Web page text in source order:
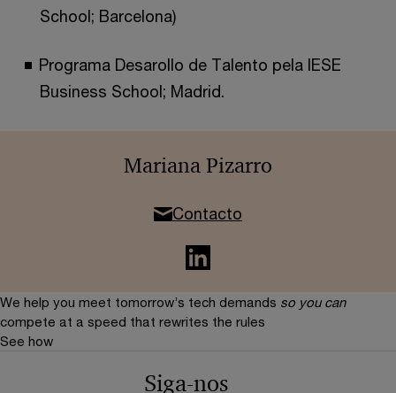
School; Barcelona)
Programa Desarollo de Talento pela IESE
Business School; Madrid.
Mariana Pizarro
Contacto
We help you meet tomorrow’s tech demands so you can
compete at a speed that rewrites the rules
See how
Siga-nos